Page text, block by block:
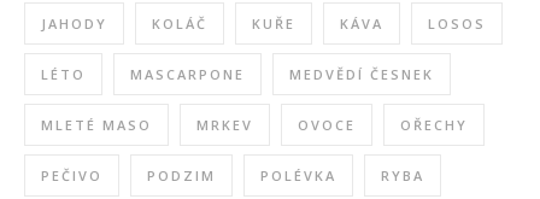
JAHODY KOLÁČ KUŘE KÁVA LOSOS
LÉTO MASCARPONE MEDVĚDÍ ČESNEK
MLETÉ MASO MRKEV OVOCE OŘECHY
PEČIVO PODZIM POLÉVKA RYBA